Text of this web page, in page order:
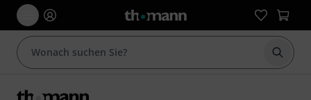
Suche